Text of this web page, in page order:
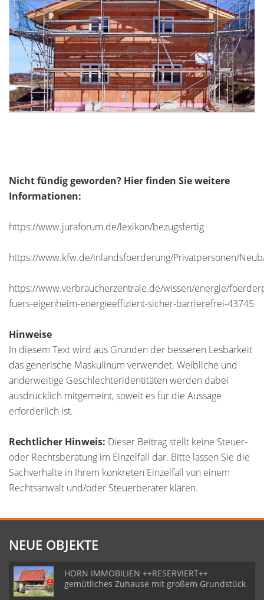
Nicht fündig geworden? Hier finden Sie weitere
Informationen:
https://www.juraforum.de/lexikon/bezugsfertig
https://www.kfw.de/inlandsfoerderung/Privatpersonen/
https://www.verbraucherzentrale.de/wissen/energie/
fuers-eigenheim-energieeffizient-sicher-barrierefrei-43745
Hinweise
In diesem Text wird aus Gründen der besseren Lesbarkeit
das generische Maskulinum verwendet. Weibliche und
anderweitige Geschlechteridentitäten werden dabei
ausdrücklich mitgemeint, soweit es für die Aussage
erforderlich ist.
Rechtlicher Hinweis: Dieser Beitrag stellt keine Steuer-
oder Rechtsberatung im Einzelfall dar. Bitte lassen Sie die
Sachverhalte in Ihrem konkreten Einzelfall von einem
Rechtsanwalt und/oder Steuerberater klären.
NEUE OBJEKTE
HORN IMMOBILIEN ++RESERVIERT++
gemütliches Zuhause mit großem Grundstück